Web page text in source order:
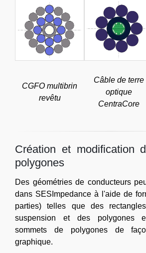
CGFO multibrin
revêtu
Câble de terre
optique
CentraCore
Création et modification
polygones
Des géométries de conducteurs
dans SESImpedance à l'aide de
parties) telles que des
suspension et des polygones
sommets de polygones de
graphique.